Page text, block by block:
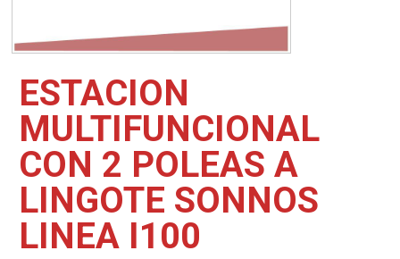
ESTACION
MULTIFUNCIONAL
CON 2 POLEAS A
LINGOTE SONNOS
LINEA I100